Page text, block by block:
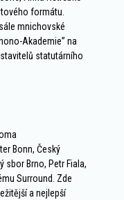
formátu.
mnichovské
Akademie” na
statutárního
Bonn, Český
sbor Brno, Petr Fiala,
Surround. Zde
a nejlepší